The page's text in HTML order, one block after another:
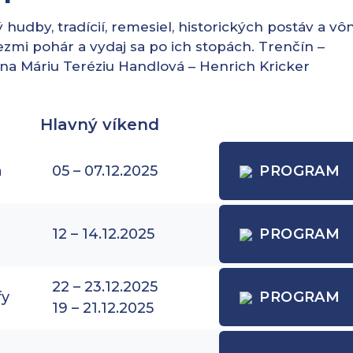
tradícií, remesiel, historických postáv a
pohár a vydaj sa po ich stopách. Trenčín –
Máriu Teréziu Handlová – Henrich Kricker
Hlavný víkend
05 – 07.12.2025 PROGRAM
12 – 14.12.2025 PROGRAM
22 – 23.12.2025
19 – 21.12.2025
PROGRAM